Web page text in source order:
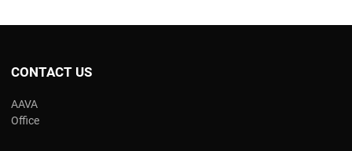
CONTACT US
AAVA
Office